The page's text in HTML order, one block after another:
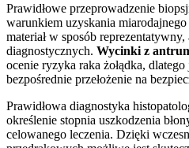
Prawidłowe przeprowadzenie
warunkiem uzyskania
materiał w sposób
diagnostycznych. Wycinki z
ocenie ryzyka raka żołądka,
bezpośrednie przełożenie na
Prawidłowa diagnostyka
określenie stopnia uszkodzenia
celowanego leczenia. Dzięki